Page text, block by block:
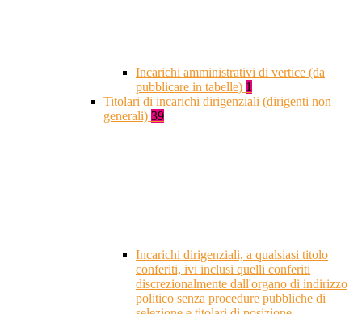
Incarichi amministrativi di vertice (da
pubblicare in tabelle) 1
Titolari di incarichi dirigenziali (dirigenti non
generali) 39
Incarichi dirigenziali, a qualsiasi titolo
conferiti, ivi inclusi quelli conferiti
discrezionalmente dall'organo di indirizzo
politico senza procedure pubbliche di